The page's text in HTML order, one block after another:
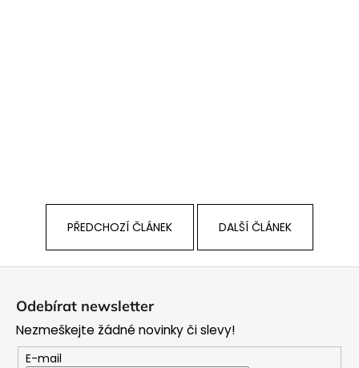
PŘEDCHOZÍ ČLÁNEK DALŠÍ ČLÁNEK
Odebírat newsletter
Nezmeškejte žádné novinky či slevy!
E-mail